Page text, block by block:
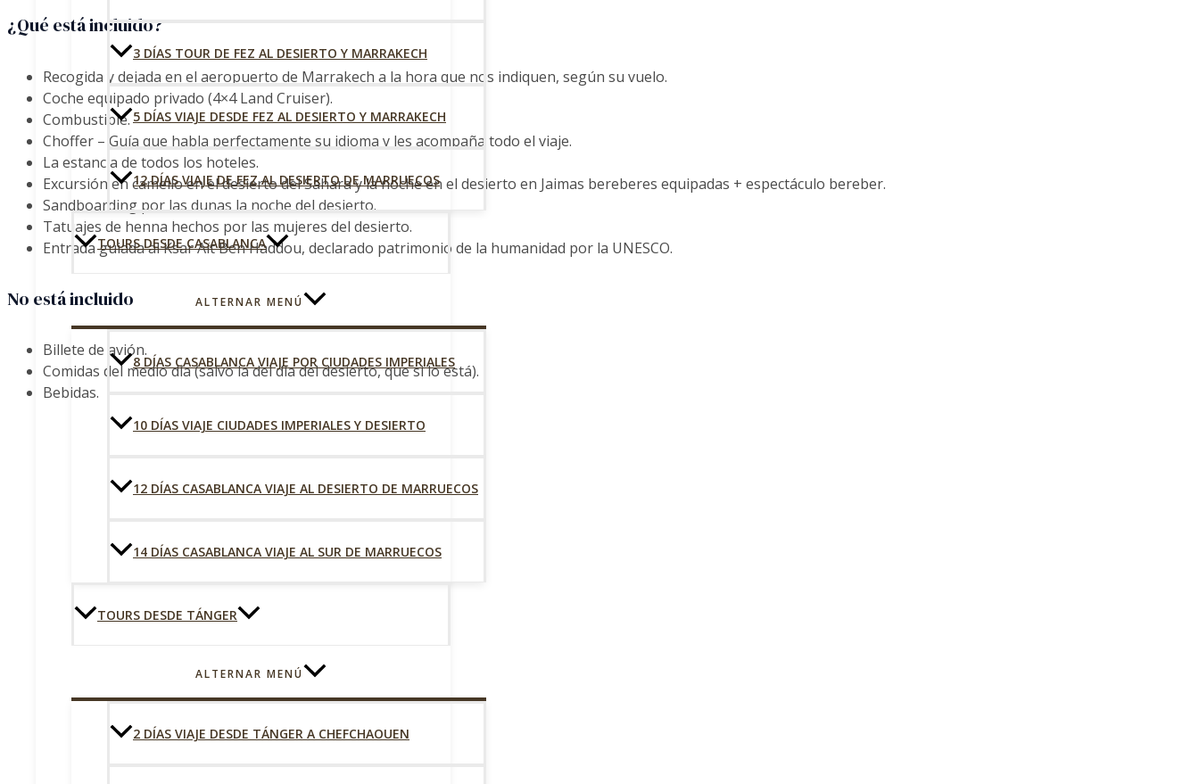
3 DÍAS TOUR DE FEZ AL DESIERTO Y MARRAKECH
5 DÍAS VIAJE DESDE FEZ AL DESIERTO Y MARRAKECH
12 DÍAS VIAJE DE FEZ AL DESIERTO DE MARRUECOS
TOURS DESDE CASABLANCA
ALTERNAR MENÚ
8 DÍAS CASABLANCA VIAJE POR CIUDADES IMPERIALES
10 DÍAS VIAJE CIUDADES IMPERIALES Y DESIERTO
12 DÍAS CASABLANCA VIAJE AL DESIERTO DE MARRUECOS
14 DÍAS CASABLANCA VIAJE AL SUR DE MARRUECOS
TOURS DESDE TÁNGER
ALTERNAR MENÚ
2 DÍAS VIAJE DESDE TÁNGER A CHEFCHAOUEN
¿Qué está incluido?
Recogida y dejada en el aeropuerto de Marrakech a la hora que nos indiquen, según su vuelo.
Coche equipado privado (4×4 Land Cruiser).
Combustible.
Choffer – Guía que habla perfectamente su idioma y les acompaña todo el viaje.
La estancia de todos los hoteles.
Excursión en camello en el desierto del Sahara y la noche en el desierto en Jaimas bereberes equipadas + espectáculo bereber.
Sandboarding por las dunas la noche del desierto.
Tatuajes de henna hechos por las mujeres del desierto.
Entrada guiada al Ksar Aït Ben Haddou, declarado patrimonio de la humanidad por la UNESCO.
No está incluido
Billete de avión.
Comidas del medio día (salvo la del día del desierto, que si lo está).
Bebidas.